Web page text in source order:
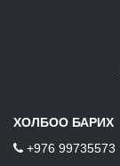
ХОЛБОО БАРИХ
+976 99735573